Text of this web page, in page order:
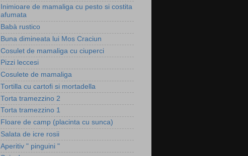
Inimioare de mamaliga cu pesto si costita
afumata
Babà rustico
Buna dimineata lui Mos Craciun
Cosulet de mamaliga cu ciuperci
Pizzi leccesi
Cosulete de mamaliga
Tortilla cu cartofi si mortadella
Torta tramezzino 2
Torta tramezzino 1
Floare de camp (placinta cu sunca)
Salata de icre rosii
Aperitiv " pinguini "